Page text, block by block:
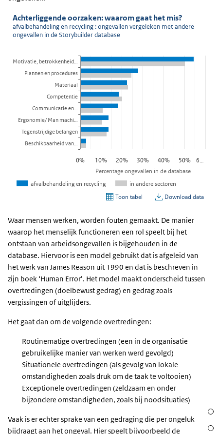
Waar mensen werken, worden fouten gemaakt. De manier
waarop het menselijk functioneren een rol speelt bij het
ontstaan van arbeidsongevallen is bijgehouden in de
database. Hiervoor is een model gebruikt dat is afgeleid van
het werk van James Reason uit 1990 en dat is beschreven in
zijn boek ‘Human Error’. Het model maakt onderscheid tussen
overtredingen (doelbewust gedrag) en gedrag zoals
vergissingen of uitglijders.
Het gaat dan om de volgende overtredingen:
Routinematige overtredingen (een in de organisatie
gebruikelijke manier van werken werd gevolgd)
Situationele overtredingen (als gevolg van lokale
omstandigheden zoals druk om de taak te voltooien)
Exceptionele overtredingen (zeldzaam en onder
bijzondere omstandigheden, zoals bij noodsituaties)
Vaak is er echter sprake van een gedraging die per ongeluk
bijdraagt aan het ongeval. Hier speelt bijvoorbeeld de